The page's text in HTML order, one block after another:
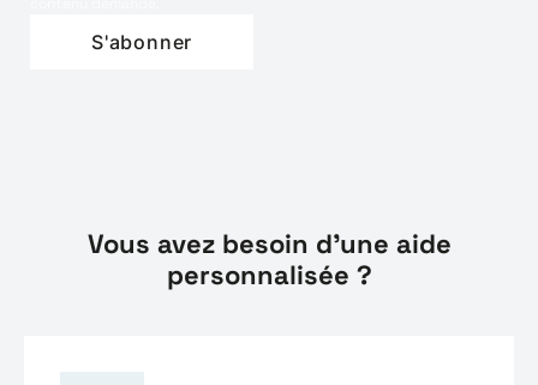
Vous avez besoin d'une aide
personnalisée ?